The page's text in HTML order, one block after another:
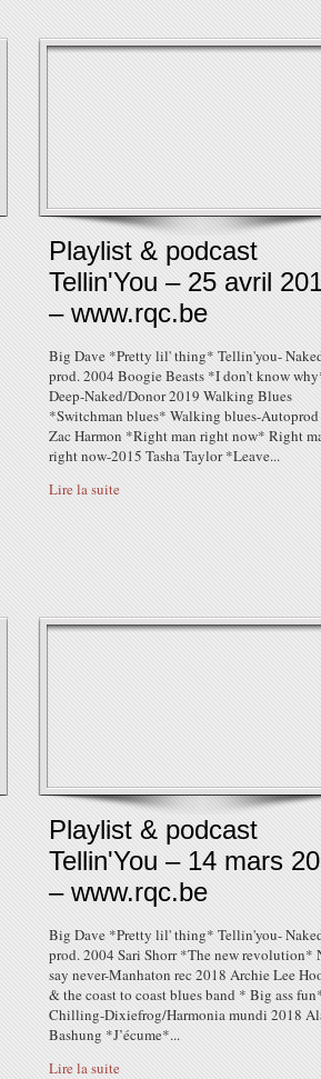
Playlist & podcast
Tellin'You – 25 avril
– www.rqc.be
Big Dave *Pretty lil' thing* Tellin'you-
prod. 2004 Boogie Beasts *I don’t know
Deep-Naked/Donor 2019 Walking Blues
*Switchman blues* Walking blues-
Zac Harmon *Right man right now* Right
right now-2015 Tasha Taylor *Leave...
Lire la suite
Playlist & podcast
Tellin'You – 14 mars
– www.rqc.be
Big Dave *Pretty lil' thing* Tellin'you-
prod. 2004 Sari Shorr *The new revolution*
say never-Manhaton rec 2018 Archie Lee
& the coast to coast blues band * Big ass
Chilling-Dixiefrog/Harmonia mundi 2018
Bashung *J’écume*...
Lire la suite